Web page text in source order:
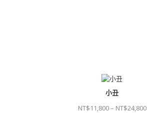
小丑
NT$11,800– NT$24,800